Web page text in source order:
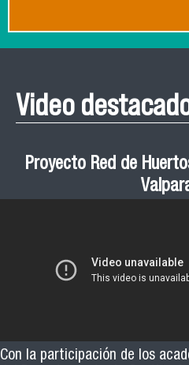
Video
Proyecto Red de
Con la participación de los